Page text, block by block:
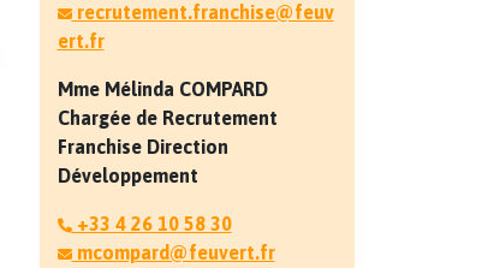
recrutement.franchise@feuv
ert.fr
Mme Mélinda COMPARD
Chargée de Recrutement
Franchise Direction
Développement
+33 4 26 10 58 30
mcompard@feuvert.fr